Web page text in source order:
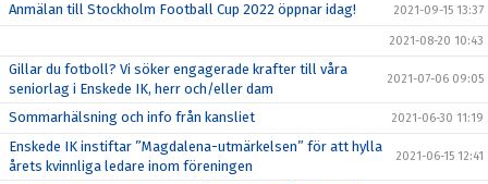
Anmälan till Stockholm Football Cup 2022 öppnar idag! 2021-09-15 13:37
2021-08-20 10:43
Gillar du fotboll? Vi söker engagerade krafter till våra
seniorlag i Enskede IK, herr och/eller dam
2021-07-06 09:05
Sommarhälsning och info från kansliet 2021-06-30 11:19
Enskede IK instiftar ”Magdalena-utmärkelsen” för att hylla
årets kvinnliga ledare inom föreningen
2021-06-15 12:41